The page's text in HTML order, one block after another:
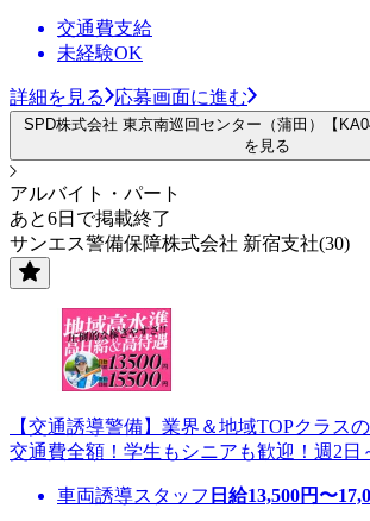
交通費支給
未経験OK
詳細を見る 応募画面に進む
SPD株式会社 東京南巡回センター（蒲田）【KA042】のその他の求人
を見る
アルバイト・パート
あと6日で掲載終了
サンエス警備保障株式会社 新宿支社(30)
【交通誘導警備】業界＆地域TOPクラス
交通費全額！学生もシニアも歓迎！週2
車両誘導スタッフ 日給13,500円〜